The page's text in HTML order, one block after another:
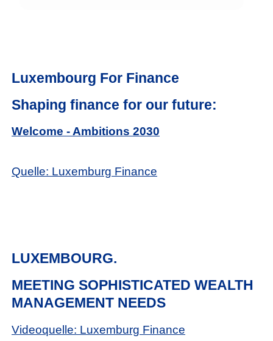
Luxembourg For Finance
Shaping finance for our future:
Welcome - Ambitions 2030
Quelle: Luxemburg Finance
LUXEMBOURG.
MEETING SOPHISTICATED WEALTH
MANAGEMENT NEEDS
Videoquelle: Luxemburg Finance